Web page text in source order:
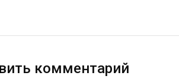
комментарий